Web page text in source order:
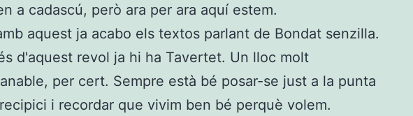
a cadascú, però ara per ara aquí estem.
aquest ja acabo els textos parlant de Bondat senzilla.
d'aquest revol ja hi ha Tavertet. Un lloc molt
per cert. Sempre està bé posar-se just a la punta
i recordar que vivim ben bé perquè volem.